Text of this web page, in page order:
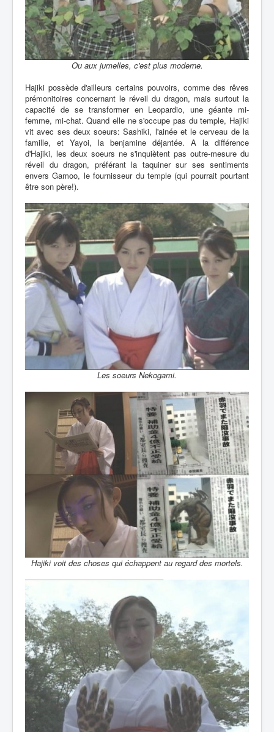
Ou aux jumelles, c'est plus moderne.
Hajiki possède d'ailleurs certains pouvoirs, comme des rêves
prémonitoires concernant le réveil du dragon, mais surtout la
capacité de se transformer en Leopardio, une géante mi-
femme, mi-chat. Quand elle ne s'occupe pas du temple, Hajiki
vit avec ses deux soeurs: Sashiki, l'ainée et le cerveau de la
famille, et Yayoi, la benjamine déjantée. A la différence
d'Hajiki, les deux soeurs ne s'inquiètent pas outre-mesure du
réveil du dragon, préférant la taquiner sur ses sentiments
envers Gamoo, le fournisseur du temple (qui pourrait pourtant
être son père!).
Les soeurs Nekogami.
Hajiki voit des choses qui échappent au regard des mortels.